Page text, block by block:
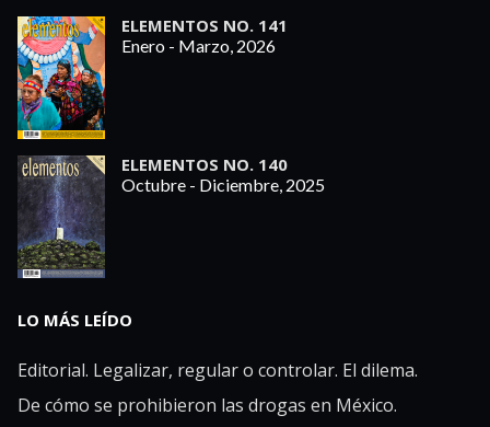
ELEMENTOS NO. 141
Enero - Marzo, 2026
ELEMENTOS NO. 140
Octubre - Diciembre, 2025
LO MÁS LEÍDO
Editorial. Legalizar, regular o controlar. El dilema.
De cómo se prohibieron las drogas en México.